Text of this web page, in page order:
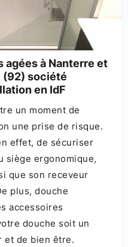
agées à Nanterre et
(92) société
en IdF
un moment de
une prise de risque.
effet, de sécuriser
siège ergonomique,
que son receveur
plus, douche
accessoires
douche soit un
et de bien être.